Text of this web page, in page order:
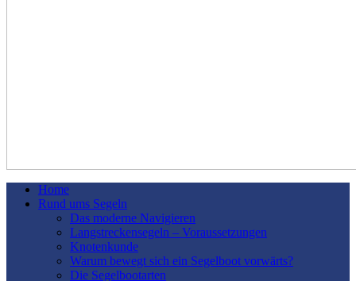
Home
Rund ums Segeln
Das moderne Navigieren
Langstreckensegeln – Voraussetzungen
Knotenkunde
Warum bewegt sich ein Segelboot vorwärts?
Die Segelbootarten